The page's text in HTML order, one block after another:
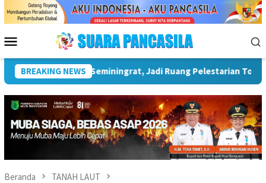
Menu
Mobile
BREAKING NEWS
Nusantara Wakil Wali Kota Lubuk Linggau Hadiri Kick
Beranda TANAH LAUT